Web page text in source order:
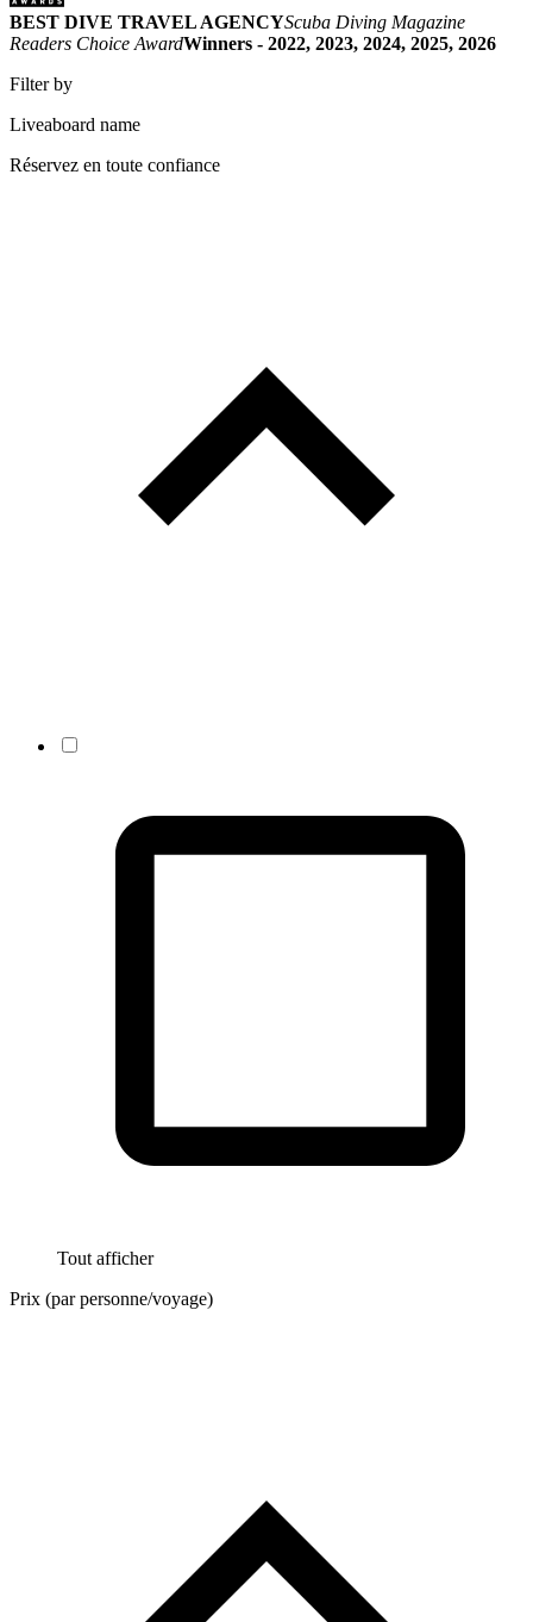
BEST DIVE TRAVEL AGENCYScuba Diving Magazine
Readers Choice AwardWinners - 2022, 2023, 2024, 2025, 2026
Filter by
Liveaboard name
Réservez en toute confiance
Tout afficher
Prix (par personne/voyage)